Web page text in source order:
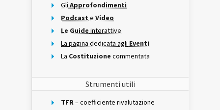
Gli Approfondimenti
Podcast e Video
Le Guide interattive
La pagina dedicata agli Eventi
La Costituzione commentata
Strumenti utili
TFR– coefficiente rivalutazione